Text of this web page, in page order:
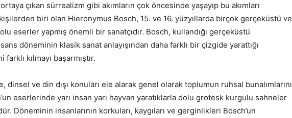
çıkan sürrealizm gibi akımların çok öncesinde yaşayıp bu akımları
biri olan Hieronymus Bosch, 15. ve 16. yüzyıllarda birçok gerçeküstü ve
eserler yapmış önemli bir sanatçıdır. Bosch, kullandığı gerçeküstü
döneminin klasik sanat anlayışından daha farklı bir çizgide yarattığı
kılmayı başarmıştır.
dinsel ve din dışı konuları ele alarak genel olarak toplumun ruhsal bunalımlarını
eserlerinde yarı insan yarı hayvan yaratıklarla dolu grotesk kurgulu sahneler
Döneminin insanlarının korkuları, kaygıları ve gerginlikleri Bosch’un